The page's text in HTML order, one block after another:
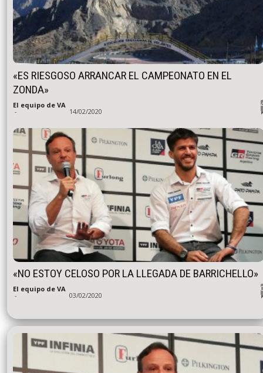
«ES RIESGOSO ARRANCAR EL CAMPEONATO EN EL
ZONDA»
El equipo de VA
- 14/02/2020
«NO ESTOY CELOSO POR LA LLEGADA DE BARRICHELLO»
El equipo de VA
- 03/02/2020